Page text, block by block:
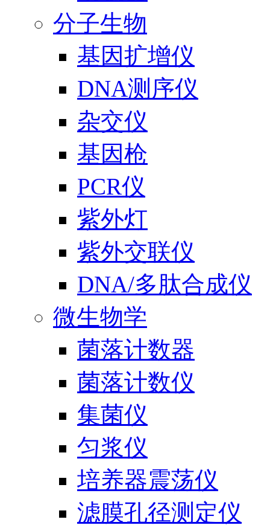
分子生物
基因扩增仪
DNA测序仪
杂交仪
基因枪
PCR仪
紫外灯
紫外交联仪
DNA/多肽合成仪
微生物学
菌落计数器
菌落计数仪
集菌仪
匀浆仪
培养器震荡仪
滤膜孔径测定仪